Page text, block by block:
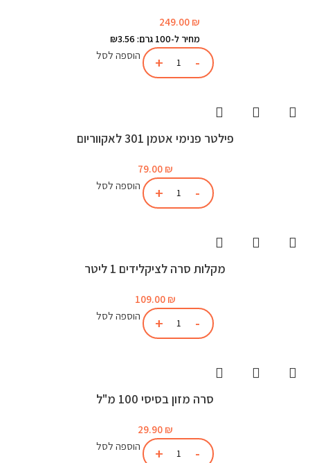
249.00 ₪
מחיר ל-100 גרם: ₪3.56
הוספה לסל
פילטר פנימי אטמן 301 לאקווריום
79.00 ₪
הוספה לסל
מקלות סרה לציקלידים 1 ליטר
109.00 ₪
הוספה לסל
סרה מזון בסיסי 100 מ"ל
29.90 ₪
הוספה לסל